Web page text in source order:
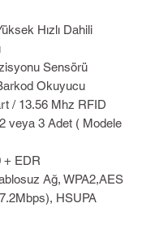
Hızlı Dahili
Sensörü
Okuyucu
/ 13.56 Mhz RFID
veya 3 Adet ( Modele
+ EDR
Ağ, WPA2,AES
HSUPA